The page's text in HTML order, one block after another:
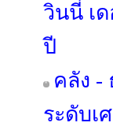
วินนี่ เ
ปี
คลัง -
ระดับเ